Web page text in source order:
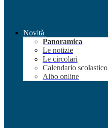
Novità
Panoramica
Le notizie
Le circolari
Calendario scolastico
Albo online